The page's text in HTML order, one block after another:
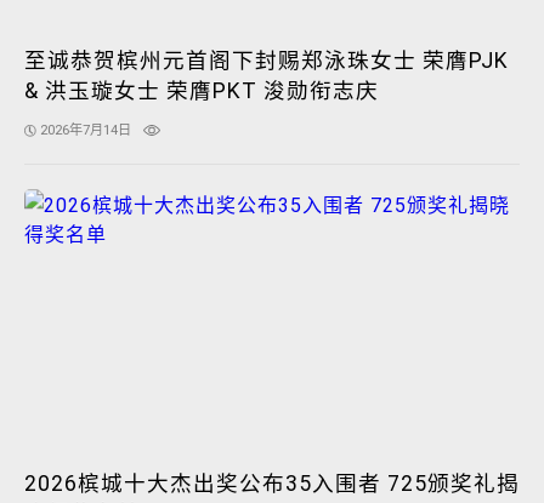
至诚恭贺槟州元首阁下封赐郑泳珠女士 荣膺PJK
& 洪玉璇女士 荣膺PKT 浚勋衔志庆
2026年7月14日
2026槟城十大杰出奖公布35入围者 725颁奖礼揭